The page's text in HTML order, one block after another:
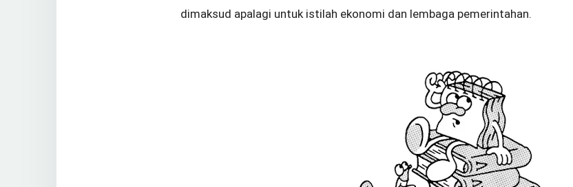
dimaksud apalagi untuk istilah ekonomi dan lembaga pemerintahan.